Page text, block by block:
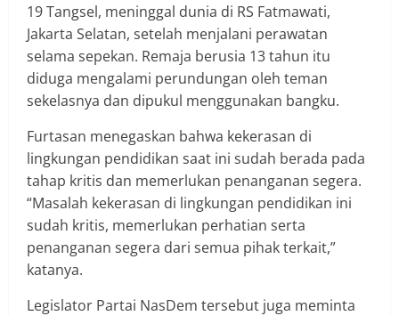
19 Tangsel, meninggal dunia di RS Fatmawati,
Jakarta Selatan, setelah menjalani perawatan
selama sepekan. Remaja berusia 13 tahun itu
diduga mengalami perundungan oleh teman
sekelasnya dan dipukul menggunakan bangku.
Furtasan menegaskan bahwa kekerasan di
lingkungan pendidikan saat ini sudah berada pada
tahap kritis dan memerlukan penanganan segera.
“Masalah kekerasan di lingkungan pendidikan ini
sudah kritis, memerlukan perhatian serta
penanganan segera dari semua pihak terkait,”
katanya.
Legislator Partai NasDem tersebut juga meminta